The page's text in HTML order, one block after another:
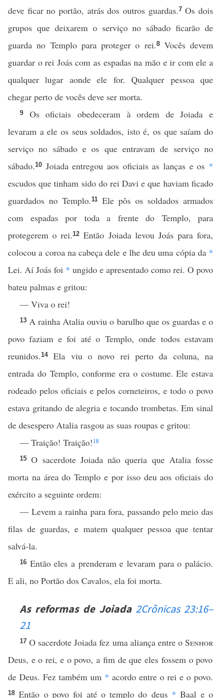
deve ficar no portão, atrás dos outros guardas.7Os dois
grupos que deixarem o serviço no sábado ficarão de
guarda no Templo para proteger o rei.8Vocês devem
guardar o rei Joás com as espadas na mão e ir com ele a
qualquer lugar aonde ele for. Qualquer pessoa que
chegar perto de vocês deve ser morta.
9
Os oficiais obedeceram à ordem de Joiada e
levaram a ele os seus soldados, isto é, os que saíam do
serviço no sábado e os que entravam de serviço no
sábado.10 Joiada entregou aos oficiais as lanças e os *
escudos que tinham sido do rei Davi e que haviam ficado
guardados no Templo.11 Ele pôs os soldados armados
com espadas por toda a frente do Templo, para
protegerem o rei.12 Então Joiada levou Joás para fora,
colocou a coroa na cabeça dele e lhe deu uma cópia da *
Lei. Aí Joás foi * ungido e apresentado como rei. O povo
bateu palmas e gritou:
— Viva o rei!
13 A rainha Atalia ouviu o barulho que os guardas e o
povo faziam e foi até o Templo, onde todos estavam
reunidos.14Ela viu o novo rei perto da coluna, na
entrada do Templo, conforme era o costume. Ele estava
rodeado pelos oficiais e pelos corneteiros, e todo o povo
estava gritando de alegria e tocando trombetas. Em sinal
de desespero Atalia rasgou as suas roupas e gritou:
— Traição! Traição!18
15 O sacerdote Joiada não queria que Atalia fosse
morta na área do Templo e por isso deu aos oficiais do
exército a seguinte ordem:
— Levem a rainha para fora, passando pelo meio das
filas de guardas, e matem qualquer pessoa que tentar
salvá-la.
16 Então eles a prenderam e levaram para o palácio.
E ali, no Portão dos Cavalos, ela foi morta.
As reformas de Joiada 2Crônicas 23:16–
21
17 O sacerdote Joiada fez uma aliança entre o Senhor
Deus, e o rei, e o povo, a fim de que eles fossem o povo
de Deus. Fez também um * acordo entre o rei e o povo.
18 Então o povo foi até o templo do deus * Baal e o